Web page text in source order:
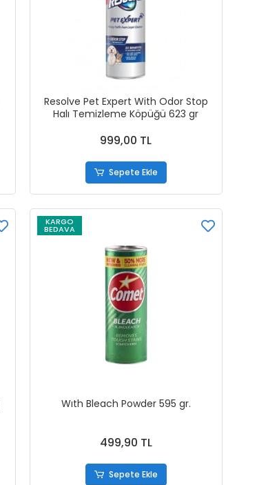
Resolve Pet Expert With Odor Stop
Halı Temizleme Köpüğü 623 gr
999,00 TL
Sepete Ekle
KARGO
BEDAVA
Wıth Bleach Powder 595 gr.
499,90 TL
Sepete Ekle